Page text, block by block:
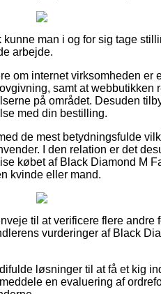
man i og for sig tage
arbejde.
om internet virksomheden
samt at webbutikken
på området. Desuden
med din bestilling.
de mest betydningsfulde
I den relation er det
købet af Black Diamond M
kvinde eller mand.
til at verificere flere andre
vurderinger af Black
løsninger til at få et kig
en evaluering af